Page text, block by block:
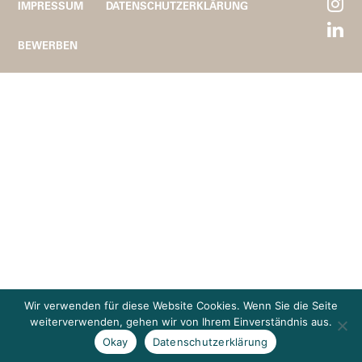
IMPRESSUM DATENSCHUTZERKLÄRUNG
BEWERBEN
Wir verwenden für diese Website Cookies. Wenn Sie die Seite
weiterverwenden, gehen wir von Ihrem Einverständnis aus.
Okay
Datenschutzerklärung